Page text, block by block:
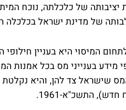
של כלכלתה, נוכח
המיסוי היא בעניין חילופי
מידע בענייני מס בכל